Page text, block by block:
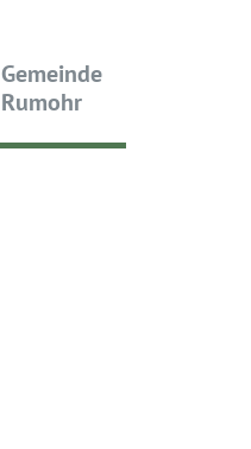
Gemeinde
Rumohr